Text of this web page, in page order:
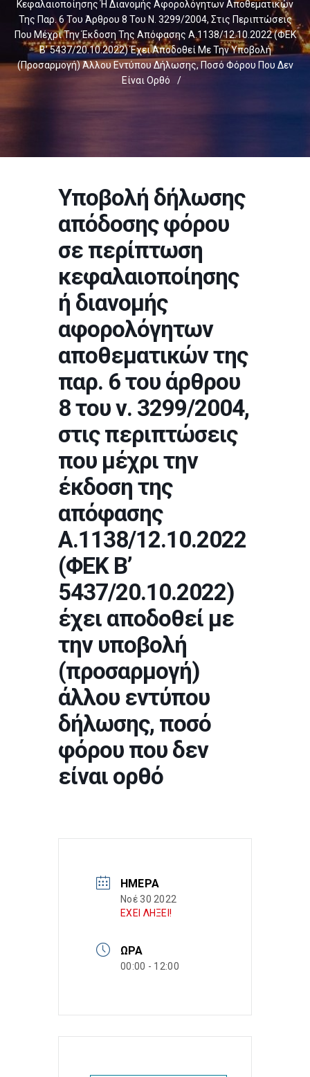
Κεφαλαιοποίησης Ή Διανομής Αφορολόγητων Αποθεματικών
Της Παρ. 6 Του Άρθρου 8 Του Ν. 3299/2004, Στις Περιπτώσεις
Που Μέχρι Την Έκδοση Της Απόφασης Α.1138/12.10.2022 (ΦΕΚ
Β’ 5437/20.10.2022) Έχει Αποδοθεί Με Την Υποβολή
(προσαρμογή) Άλλου Εντύπου Δήλωσης, Ποσό Φόρου Που Δεν
Είναι Ορθό
/
Υποβολή δήλωσης
απόδοσης φόρου
σε περίπτωση
κεφαλαιοποίησης
ή διανομής
αφορολόγητων
αποθεματικών της
παρ. 6 του άρθρου
8 του ν. 3299/2004,
στις περιπτώσεις
που μέχρι την
έκδοση της
απόφασης
Α.1138/12.10.2022
(ΦΕΚ Β’
5437/20.10.2022)
έχει αποδοθεί με
την υποβολή
(προσαρμογή)
άλλου εντύπου
δήλωσης, ποσό
φόρου που δεν
είναι ορθό
ΗΜΈΡΑ
Νοέ 30 2022
ΕΧΕΙ ΛΗΞΕΙ!
ΏΡΑ
00:00 - 12:00